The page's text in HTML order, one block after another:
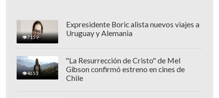
7159
Expresidente Boric alista nuevos viajes a
Uruguay y Alemania
4653
"La Resurrección de Cristo" de Mel
Gibson confirmó estreno en cines de
Chile